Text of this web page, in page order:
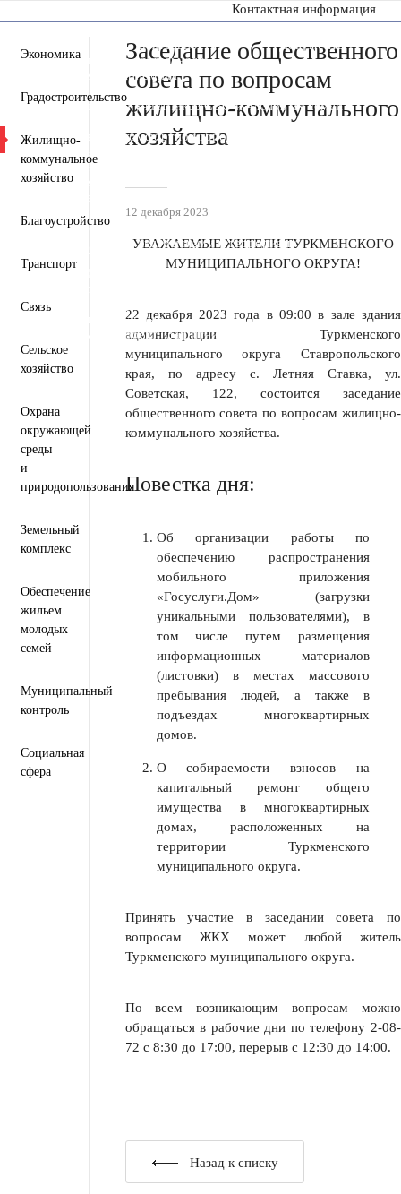
Контактная информация
Деятельность
Документы
Инвестиционная деятельность
Общественная приемная
Противодействие коррупции
Информация для участников СВО и членов их семей
Полезная информация
Формирование комфортной городской среды
Муниципальная служба
Открытый бюджет для граждан
Общественный совет
Антитеррористическая комиссия
Противодействие экстремизму и терроризму
Всероссийская перепись населения 2021
Перечень пространственных сведений
Персональные данные
Региональный проект "Защитники"
Экономика
Градостроительство
Жилищно-
коммунальное
хозяйство
Благоустройство
Транспорт
Связь
Сельское
хозяйство
Охрана
окружающей
среды
и
природопользования
Земельный
комплекс
Обеспечение
жильем
молодых
семей
Муниципальный
контроль
Социальная
сфера
Заседание общественного
совета по вопросам
жилищно-коммунального
хозяйства
12 декабря 2023
УВАЖАЕМЫЕ ЖИТЕЛИ ТУРКМЕНСКОГО
МУНИЦИПАЛЬНОГО ОКРУГА!
22 декабря 2023 года в 09:00 в зале здания
администрации Туркменского
муниципального округа Ставропольского
края, по адресу с. Летняя Ставка, ул.
Советская, 122, состоится заседание
общественного совета по вопросам жилищно-
коммунального хозяйства.
Повестка дня:
Об организации работы по
обеспечению распространения
мобильного приложения
«Госуслуги.Дом» (загрузки
уникальными пользователями), в
том числе путем размещения
информационных материалов
(листовки) в местах массового
пребывания людей, а также в
подъездах многоквартирных
домов.
О собираемости взносов на
капитальный ремонт общего
имущества в многоквартирных
домах, расположенных на
территории Туркменского
муниципального округа.
Принять участие в заседании совета по
вопросам ЖКХ может любой житель
Туркменского муниципального округа.
По всем возникающим вопросам можно
обращаться в рабочие дни по телефону 2-08-
72 с 8:30 до 17:00, перерыв с 12:30 до 14:00.
Назад к списку